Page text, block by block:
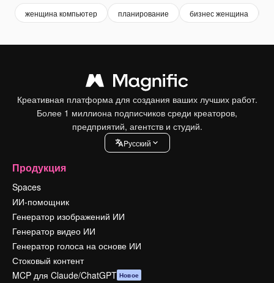
женщина компьютер планирование бизнес женщина
Креативная платформа для создания ваших лучших работ.
Более 1 миллиона подписчиков среди креаторов,
предприятий, агентств и студий.
Pусский
Продукция
Spaces
ИИ-помощник
Генератор изображений ИИ
Генератор видео ИИ
Генератор голоса на основе ИИ
Стоковый контент
MCP для Claude/ChatGPT Новое